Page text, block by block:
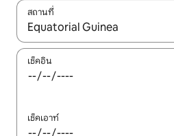
สถานที่
ใช้ลูกศรขึ้นลง หรือใช้การสัมผัสหรื
เช็คอิน
เช็คเอาท์